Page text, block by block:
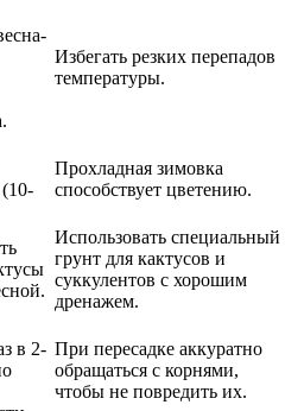
Избегать резких перепадов
температуры.
Прохладная зимовка
способствует цветению.
Использовать специальный
грунт для кактусов и
суккулентов с хорошим
дренажем.
в 2- При пересадке аккуратно
обращаться с корнями,
чтобы не повредить их.